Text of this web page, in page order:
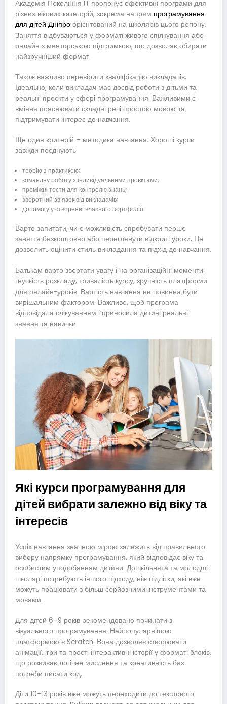
Академія Покоління IT пропонує ефективні програми для
різних вікових категорій, зокрема напрям програмування
для дітей Дніпро орієнтований на школярів цього регіону.
Заняття відбуваються у форматі живого спілкування або
онлайн з менторською підтримкою, що дозволяє обирати
найзручніший формат.
Також важливо перевірити кваліфікацію викладачів.
Ідеально, коли викладач має досвід роботи з дітьми та
реальні проєкти у сфері програмування. Важливими є
вміння пояснювати складні речі простою мовою та
підтримувати інтерес до навчання.
Ще один критерій – методика навчання. Хороші курси
завжди поєднують:
теорію з практикою;
командну роботу з індивідуальними проєктами;
проміжні тести для контролю знань;
зворотний зв’язок від викладачів;
допомогу у створенні власного портфоліо.
Варто запитати, чи є можливість спробувати перше
заняття безкоштовно або переглянути відкриті уроки. Це
дозволить оцінити стиль викладання та підхід до навчання.
Батькам варто звертати увагу і на організаційні моменти:
гнучкість розкладу, тривалість курсу, зручність платформи
для онлайн-уроків. Вартість навчання не повинна бути
вирішальним фактором. Важливо, щоб програма
відповідала очікуванням і приносила дитині реальні
знання та навички.
Які курси програмування для
дітей вибрати залежно від віку та
інтересів
Успіх навчання значною мірою залежить від правильного
вибору напрямку програмування, який відповідає віку та
особистим уподобанням дитини. Дошкільнята та молодші
школярі потребують іншого підходу, ніж підлітки, які вже
можуть працювати з більш серйозними інструментами та
мовами.
Для дітей 6–9 років рекомендовано починати з
візуального програмування. Найпопулярнішою
платформою є Scratch. Вона дозволяє створювати
анімації, ігри та прості інтерактивні історії у форматі блоків,
що розвиває логічне мислення та креативність без
потреби писати код.
Діти 10–13 років вже можуть переходити до текстового